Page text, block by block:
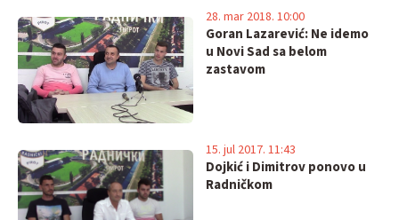
Goran Lazarević: Ne idemo
u Novi Sad sa belom
zastavom
28. mar 2018. 10:00
Dojkić i Dimitrov ponovo u
Radničkom
15. jul 2017. 11:43